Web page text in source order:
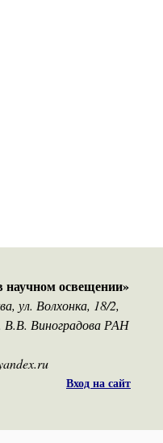
научном освещении»
ул. Волхонка, 18/2,
В.В. Виноградова РАН
Вход на сайт